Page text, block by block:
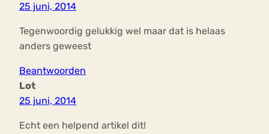
25 juni, 2014
Tegenwoordig gelukkig wel maar dat is helaas
anders geweest
Beantwoorden
Lot
25 juni, 2014
Echt een helpend artikel dit!